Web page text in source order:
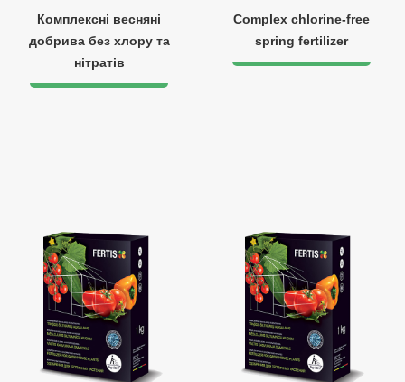
Комплексні весняні
добрива без хлору та
нітратів
Complex chlorine-free
spring fertilizer